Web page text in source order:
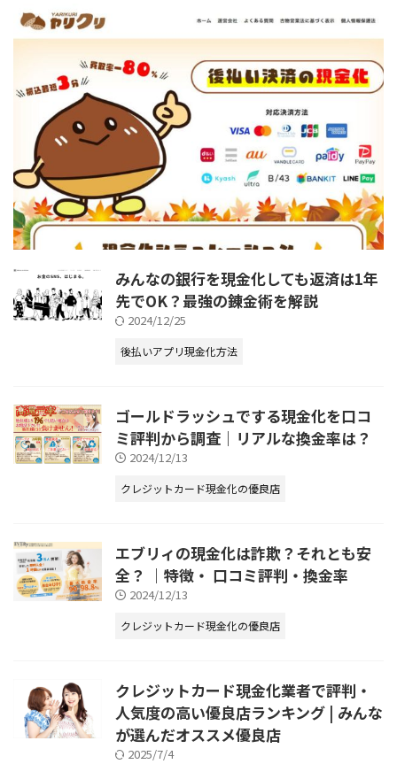
みんなの銀行を現金化しても返済は1年
先でOK？最強の錬金術を解説
2024/12/25
後払いアプリ現金化方法
ゴールドラッシュでする現金化を口コ
ミ評判から調査｜リアルな換金率は？
2024/12/13
クレジットカード現金化の優良店
エブリィの現金化は詐欺？それとも安
全？ ｜特徴・ 口コミ評判・換金率
2024/12/13
クレジットカード現金化の優良店
クレジットカード現金化業者で評判・
人気度の高い優良店ランキング | みんな
が選んだオススメ優良店
2025/7/4